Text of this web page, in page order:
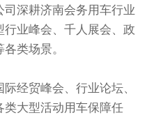
深耕济南会务用车行业
业峰会、千人展会、政
类场景。
经贸峰会、行业论坛、
类大型活动用车保障任